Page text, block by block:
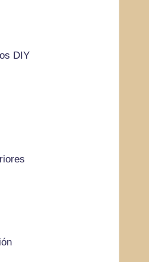
DIY